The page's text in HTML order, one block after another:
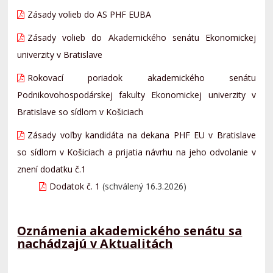
Zásady volieb do AS PHF EUBA
Zásady volieb do Akademického senátu Ekonomickej
univerzity v Bratislave
Rokovací poriadok akademického senátu
Podnikovohospodárskej fakulty Ekonomickej univerzity v
Bratislave so sídlom v Košiciach
Zásady voľby kandidáta na dekana PHF EU v Bratislave
so sídlom v Košiciach a prijatia návrhu na jeho odvolanie v
znení dodatku č.1
Dodatok č. 1 (schválený 16.3.2026)
Oznámenia akademického senátu sa
nachádzajú v Aktualitách